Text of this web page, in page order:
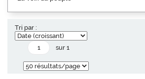
Tri par :
sur 1